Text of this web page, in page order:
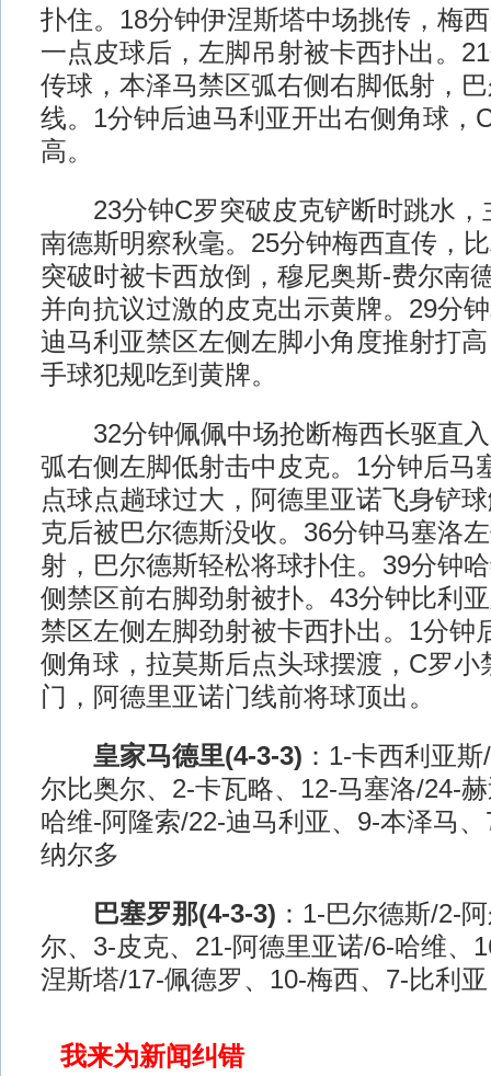
扑住。18分钟伊涅斯塔中场挑传，梅
一点皮球后，左脚吊射被卡西扑出。
传球，本泽马禁区弧右侧右脚低射，
线。1分钟后迪马利亚开出右侧角球，
高。
23分钟C罗突破皮克铲断时跳水，
南德斯明察秋毫。25分钟梅西直传，
突破时被卡西放倒，穆尼奥斯-费尔南
并向抗议过激的皮克出示黄牌。29分
迪马利亚禁区左侧左脚小角度推射打
手球犯规吃到黄牌。
32分钟佩佩中场抢断梅西长驱直入
弧右侧左脚低射击中皮克。1分钟后马
点球点趟球过大，阿德里亚诺飞身铲
克后被巴尔德斯没收。36分钟马塞洛
射，巴尔德斯轻松将球扑住。39分钟
侧禁区前右脚劲射被扑。43分钟比利
禁区左侧左脚劲射被卡西扑出。1分钟
侧角球，拉莫斯后点头球摆渡，C罗小
门，阿德里亚诺门线前将球顶出。
皇家马德里(4-3-3) ：1-卡西利亚
尔比奥尔、2-卡瓦略、12-马塞洛/24-
哈维-阿隆索/22-迪马利亚、9-本泽马
纳尔多
巴塞罗那(4-3-3) ：1-巴尔德斯/2-
尔、3-皮克、21-阿德里亚诺/6-哈维、
涅斯塔/17-佩德罗、10-梅西、7-比利亚
我来为新闻纠错